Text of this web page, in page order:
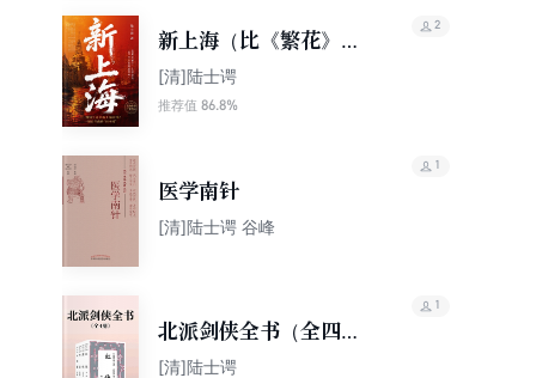
新上海（比《繁花》更
早的上海往事！一场百
年前的“局中局”）
[清]陆士谔
推荐值 86.8%
2
医学南针
[清]陆士谔 谷峰
1
北派剑侠全书（全四
册）
[清]陆士谔
1